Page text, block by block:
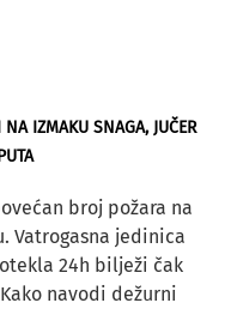
IZMAKU SNAGA, JUČER
broj požara na
Vatrogasna jedinica
24h bilježi čak
navodi dežurni